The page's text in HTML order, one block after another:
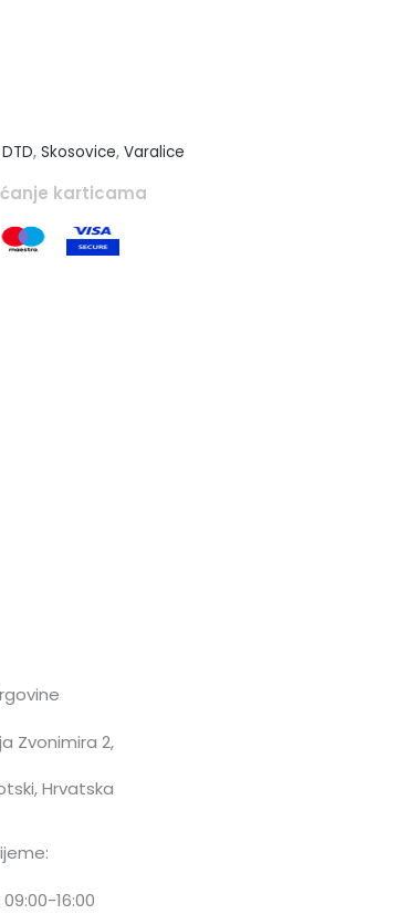
DTD, Skosovice, Varalice
karticama
Zvonimira 2,
Hrvatska
16:00